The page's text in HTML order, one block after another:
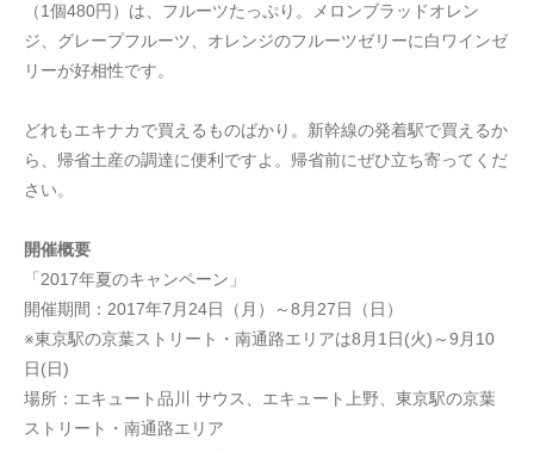
（1個480円）は、フルーツたっぷり。メロンブラッドオレン
ジ、グレープフルーツ、オレンジのフルーツゼリーに白ワインゼ
リーが好相性です。
どれもエキナカで買えるものばかり。新幹線の発着駅で買えるか
ら、帰省土産の調達に便利ですよ。帰省前にぜひ立ち寄ってくだ
さい。
開催概要
「2017年夏のキャンペーン」
開催期間：2017年7月24日（月）～8月27日（日）
※東京駅の京葉ストリート・南通路エリアは8月1日(火)～9月10
日(日)
場所：エキュート品川 サウス、エキュート上野、東京駅の京葉
ストリート・南通路エリア